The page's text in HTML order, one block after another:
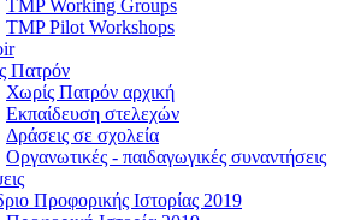
TMP Working Groups
TMP Pilot Workshops
Πατρόν
Χωρίς Πατρόν αρχική
Εκπαίδευση στελεχών
Δράσεις σε σχολεία
Οργανωτικές - παιδαγωγικές συναντήσεις
Προφορικής Ιστορίας 2019